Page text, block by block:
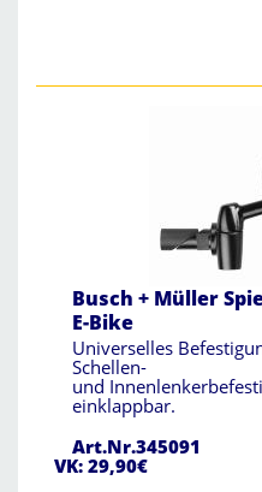
Busch + Müller
E-Bike
Universelles
Schellen-
und
einklappbar.
Art.Nr.345091
VK: 29,90€